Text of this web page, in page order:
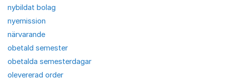
nybildat bolag
nyemission
närvarande
obetald semester
obetalda semesterdagar
olevererad order